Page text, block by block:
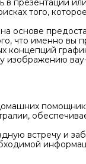
презентации
того,
что именно вы
концепций
изображению
встречу и